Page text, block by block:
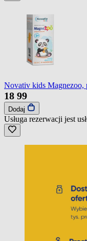
Novativ kids Magnezoo,
18 99
Dodaj
Usługa rezerwacji jest